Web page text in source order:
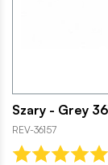
Szary - Grey
REV-36157